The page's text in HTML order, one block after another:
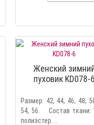
Женский
пуховик KD078-6
Размер: 42, 44, 46, 48,
54, 56. Состав ткани:
полиэстер. ..